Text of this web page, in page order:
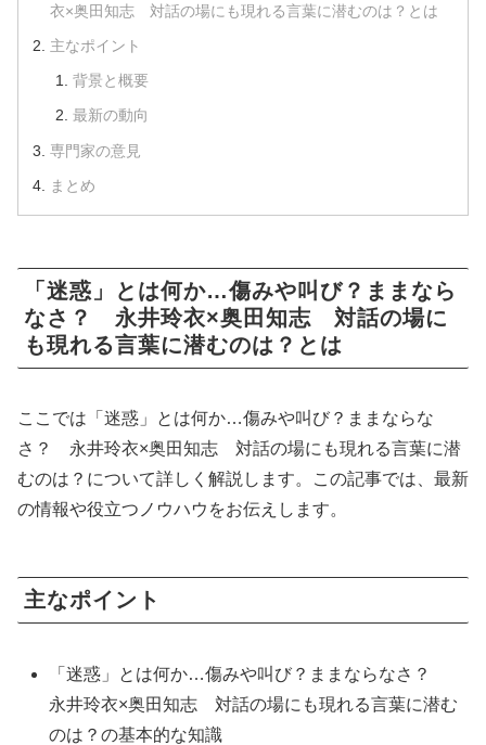
衣×奥田知志 対話の場にも現れる言葉に潜むのは？とは
主なポイント
背景と概要
最新の動向
専門家の意見
まとめ
「迷惑」とは何か…傷みや叫び？ままなら
なさ？ 永井玲衣×奥田知志 対話の場に
も現れる言葉に潜むのは？とは
ここでは「迷惑」とは何か…傷みや叫び？ままならな
さ？ 永井玲衣×奥田知志 対話の場にも現れる言葉に潜
むのは？について詳しく解説します。この記事では、最新
の情報や役立つノウハウをお伝えします。
主なポイント
「迷惑」とは何か…傷みや叫び？ままならなさ？
永井玲衣×奥田知志 対話の場にも現れる言葉に潜む
のは？の基本的な知識